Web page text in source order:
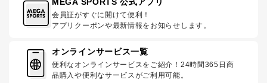
会員証がすぐに開けて便利！
アプリクーポンや最新情報をお知らせします。
オンラインサービス一覧
便利なオンラインサービスをご紹介！24時間365日商
品購入や便利なサービスがご利用可能。